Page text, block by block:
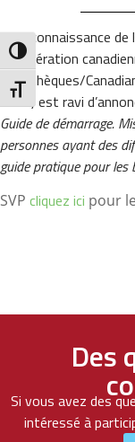
Toggle High Contrast
Toggle Font size
En reconnaissance de
la Fédération
bibliothèques/
CFLA) est ravi
Guide de démarrage.
personnes ayant des
guide pratique pour les
SVP cliquez ici pour
Des
Si vous avez des
intéressé à